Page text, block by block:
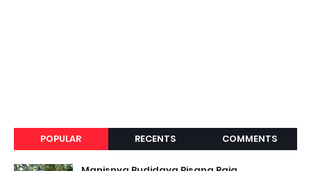
POPULAR RECENTS COMMENTS